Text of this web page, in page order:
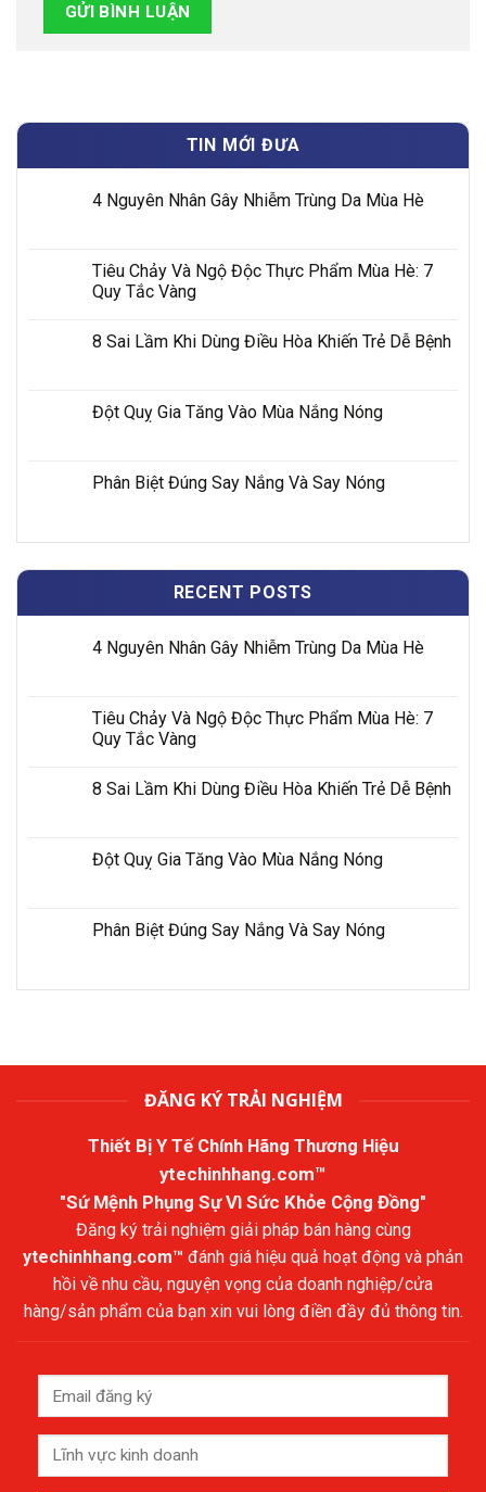
TIN MỚI ĐƯA
4 Nguyên Nhân Gây Nhiễm Trùng Da Mùa Hè
Tiêu Chảy Và Ngộ Độc Thực Phẩm Mùa Hè: 7
Quy Tắc Vàng
8 Sai Lầm Khi Dùng Điều Hòa Khiến Trẻ Dễ Bệnh
Đột Quỵ Gia Tăng Vào Mùa Nắng Nóng
Phân Biệt Đúng Say Nắng Và Say Nóng
RECENT POSTS
4 Nguyên Nhân Gây Nhiễm Trùng Da Mùa Hè
Tiêu Chảy Và Ngộ Độc Thực Phẩm Mùa Hè: 7
Quy Tắc Vàng
8 Sai Lầm Khi Dùng Điều Hòa Khiến Trẻ Dễ Bệnh
Đột Quỵ Gia Tăng Vào Mùa Nắng Nóng
Phân Biệt Đúng Say Nắng Và Say Nóng
ĐĂNG KÝ TRẢI NGHIỆM
Thiết Bị Y Tế Chính Hãng Thương Hiệu
ytechinhhang.com™
"Sứ Mệnh Phụng Sự Vì Sức Khỏe Cộng Đồng"
Đăng ký trải nghiệm giải pháp bán hàng cùng
ytechinhhang.com™ đánh giá hiệu quả hoạt động và phản
hồi về nhu cầu, nguyện vọng của doanh nghiệp/cửa
hàng/sản phẩm của bạn xin vui lòng điền đầy đủ thông tin.